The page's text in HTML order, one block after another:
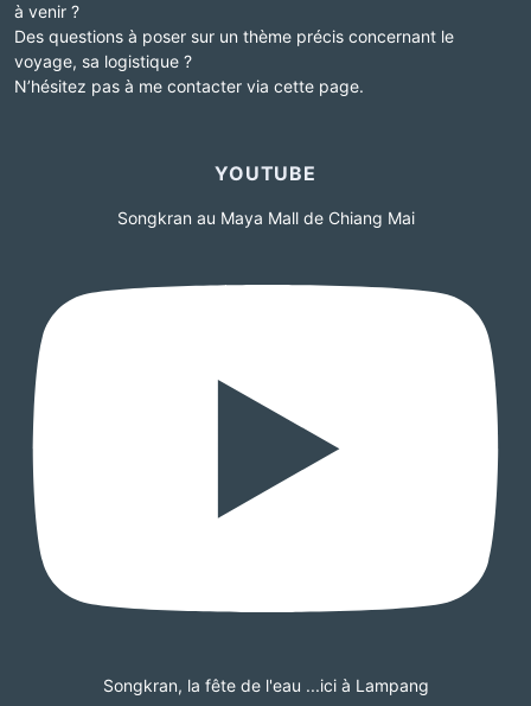
à venir ?
Des questions à poser sur un thème précis concernant le
voyage, sa logistique ?
N’hésitez pas à me contacter via cette page.
YOUTUBE
Songkran au Maya Mall de Chiang Mai
Songkran, la fête de l'eau ...ici à Lampang